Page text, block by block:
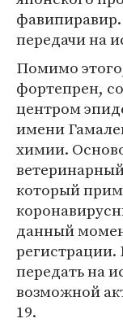
передачи на
Помимо
фортепрен,
центром
имени
химии.
который
данный
регистрации.
передать на
возможной
19.